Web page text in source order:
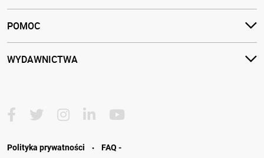
POMOC
WYDAWNICTWA
Polityka prywatności ·
FAQ -